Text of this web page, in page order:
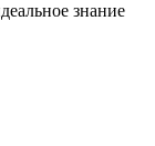
знание